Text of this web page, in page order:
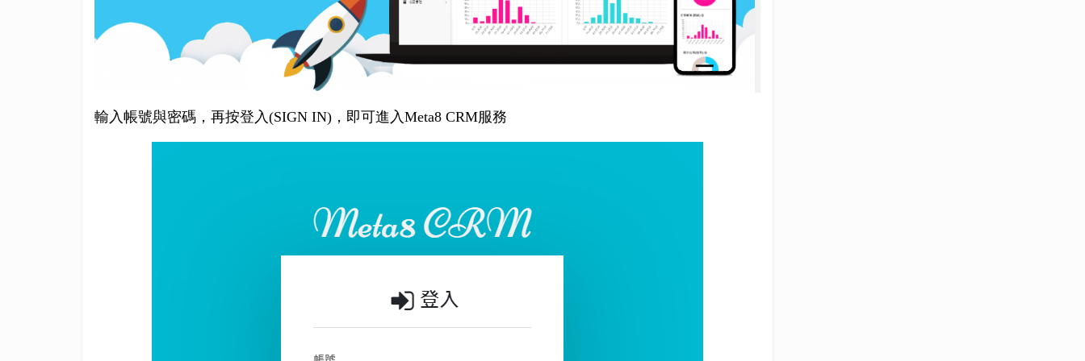
輸入帳號與密碼，再按登入(SIGN IN)，即可進入Meta8 CRM服務